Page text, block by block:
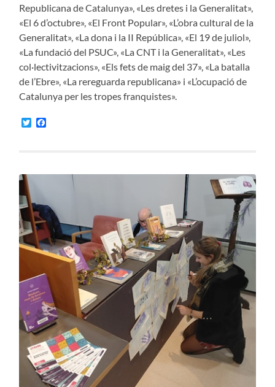
Republicana de Catalunya», «Les dretes i la Generalitat»,
«El 6 d’octubre», «El Front Popular», «L’obra cultural de la
Generalitat», «La dona i la II República», «El 19 de juliol»,
«La fundació del PSUC», «La CNT i la Generalitat», «Les
col·lectivitzacions», «Els fets de maig del 37», «La batalla
de l’Ebre», «La rereguarda republicana» i «L’ocupació de
Catalunya per les tropes franquistes».
Twitter